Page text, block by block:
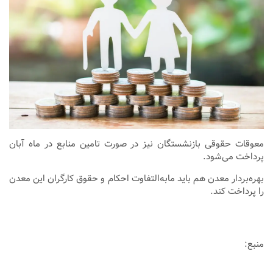
معوقات حقوقی بازنشستگان نیز در صورت تامین منابع در ماه آبان
پرداخت می‌شود.
بهره‌بردار معدن هم باید مابه‌التفاوت احکام و حقوق کارگران این معدن
را پرداخت کند.
منبع: